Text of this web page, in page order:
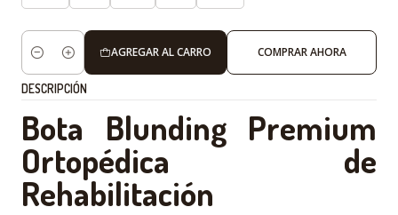
Cantidad
AGREGAR AL CARRO COMPRAR AHORA
DESCRIPCIÓN
Bota Blunding Premium
Ortopédica de
Rehabilitación